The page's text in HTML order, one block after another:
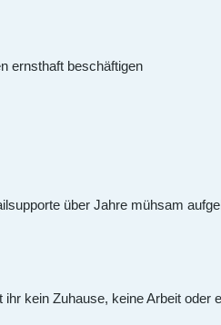
ernsthaft beschäftigen
über Jahre mühsam
kein Zuhause, keine Arbeit oder